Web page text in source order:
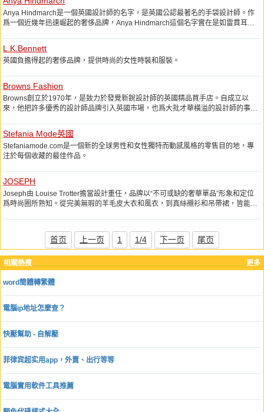
更多
相關熱搜
word簡體轉繁體
電腦ip地址怎麼查？
快壓幫助 - 自解壓
菲律宾超实用app，外賣、出行等等
電腦實用軟件工具推薦
Anya Hindmarch是一個英國設計師的名字，是英國公認最著名的手袋設計師。作
爲一個近幾年迅速崛起的奢侈品牌，Anya Hindmarch這個名字實在是如雷貫耳，
L.K.Bennett
英國負擔得起的奢侈品牌，提供時尚的女性時裝和服裝。
Browns Fashion
Browns創立於1970年，是致力於發覺新銳設計師的英國精品買手店。自成立以
來，他把許多優秀的設計師品牌引入英國市場，也爲大批才華橫溢的設計師的事業
Donna Karan、Romeo Gigli、Giorgio Armani、Comme des Garons介紹給了英
國人。
Stefania Mode英國
Stefaniamode.com是一個新的全球男性和女性獨特而動感風格的零售目的地，專
注於每個收藏的最佳作品。
JOSEPH
Joseph由 Louise Trotter擔當設計重任，品牌以“不可或缺的奢華單品”形象和定位
爲時尚圈所熟知。從完美無瑕的羊毛皮大衣和風衣，到真絲襯衫和吊帶裙，皆能爲
首页 上一页 1 1/4 下一页 尾页